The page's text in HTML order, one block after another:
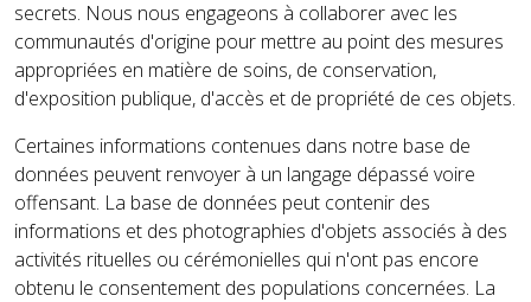
secrets. Nous nous engageons à collaborer avec les
communautés d'origine pour mettre au point des mesures
appropriées en matière de soins, de conservation,
d'exposition publique, d'accès et de propriété de ces objets.
Certaines informations contenues dans notre base de
données peuvent renvoyer à un langage dépassé voire
offensant. La base de données peut contenir des
informations et des photographies d'objets associés à des
activités rituelles ou cérémonielles qui n'ont pas encore
obtenu le consentement des populations concernées. La